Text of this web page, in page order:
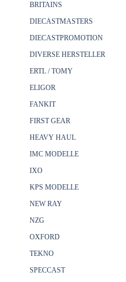
BRITAINS
DIECASTMASTERS
DIECASTPROMOTION
DIVERSE HERSTELLER
ERTL / TOMY
ELIGOR
FANKIT
FIRST GEAR
HEAVY HAUL
IMC MODELLE
IXO
KPS MODELLE
NEW RAY
NZG
OXFORD
TEKNO
SPECCAST